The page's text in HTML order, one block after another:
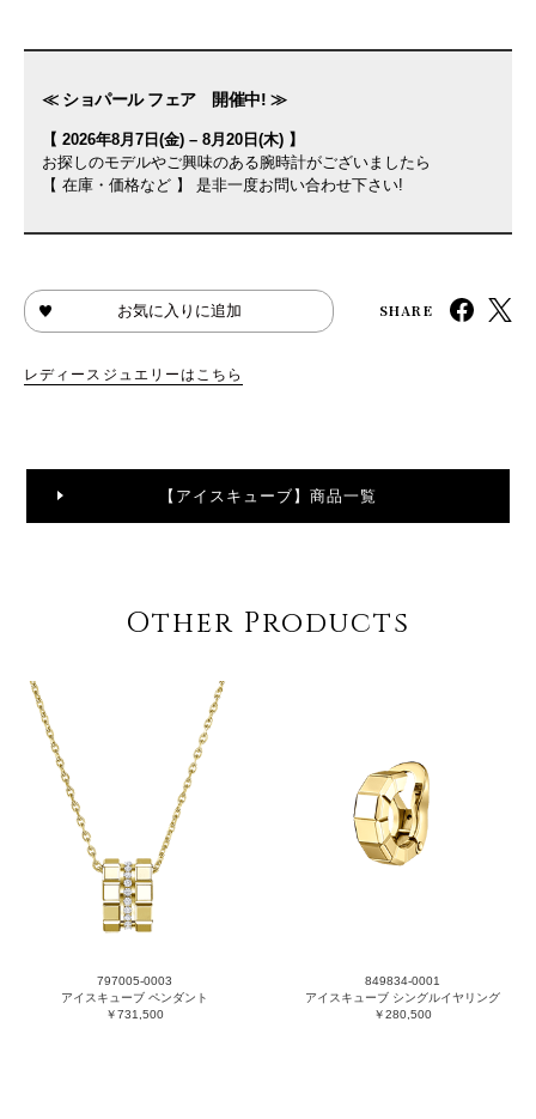
≪ ショパール フェア 開催中! ≫
【 2026年8月7日(金) – 8月20日(木) 】
お探しのモデルやご興味のある腕時計がございましたら
【 在庫・価格など 】 是非一度お問い合わせ下さい!
お気に入りに追加 SHARE
レディースジュエリーはこちら
【アイスキューブ】商品一覧
Other Products
797005-0003
アイスキューブ ペンダント
￥731,500
849834-0001
アイスキューブ シングルイヤリング
￥280,500